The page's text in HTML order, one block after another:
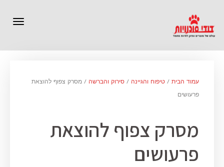
עמוד הבית / טיפוח והגיינה / סירוק והברשה / מסרק צפוף להוצאת
פרעושים
מסרק צפוף להוצאת
פרעושים